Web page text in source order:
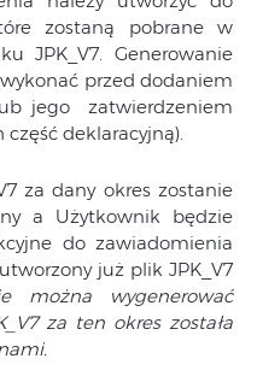
zostaną pobrane w
JPK_V7. Generowanie
przed dodaniem
jego zatwierdzeniem
deklaracyjną).
za dany okres zostanie
a Użytkownik będzie
do zawiadomienia
już plik JPK_V7
można wygenerować
za ten okres została